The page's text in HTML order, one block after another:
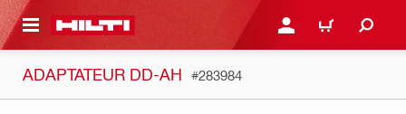
CONTENT CONNEXION OU
PANIER
ADAPTATEUR DD-AH #283984